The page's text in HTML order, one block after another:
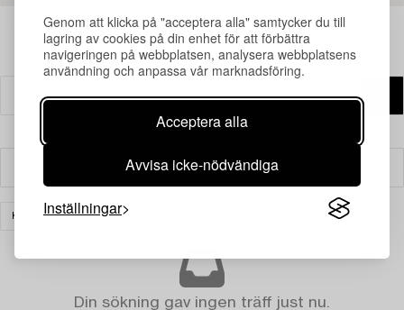
Genom att klicka på "acceptera alla" samtycker du till
lagring av cookies på din enhet för att förbättra
navigeringen på webbplatsen, analysera webbplatsens
användning och anpassa vår marknadsföring.
Acceptera alla
Avvisa icke-nödvändiga
Inställningar
Filter
KONST RENSA ALLA
Din sökning gav ingen träff just nu.